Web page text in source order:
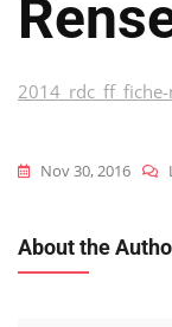
Nov 30, 2016
About the